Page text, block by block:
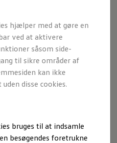
akustiske koncerter.
august og finder sted i Wacken i
i Tyskland.
vilkår:
vilkår:
i Danmark.
markedsføring fra Volkswagen
Danmark.
blandt deltagere i konkurrencen.
hjælper med at gøre en
ved at aktivere
såsom side-
til sikre områder af
kan ikke
disse cookies.
bruges til at indsamle
besøgendes foretrukne